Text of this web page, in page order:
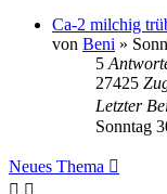
Ca-2 milchig
von Beni »
5
27425
Letzter
Sonntag
Neues Thema